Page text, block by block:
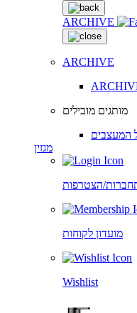
ARCHIVE
ARCHIVE
מותגים מובילים
המעצבים
מגזין
הצטרפות
מועדון לקוחות
Wishlist